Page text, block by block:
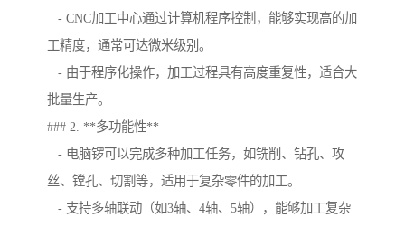
- CNC加工中心通过计算机程序控制，能够实现高的加
工精度，通常可达微米级别。
- 由于程序化操作，加工过程具有高度重复性，适合大
批量生产。
### 2. **多功能性**
- 电脑锣可以完成多种加工任务，如铣削、钻孔、攻
丝、镗孔、切割等，适用于复杂零件的加工。
- 支持多轴联动（如3轴、4轴、5轴），能够加工复杂